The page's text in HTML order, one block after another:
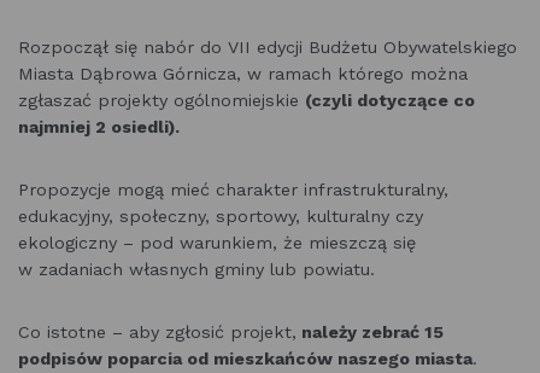
Rozpoczął się nabór do VII edycji Budżetu Obywatelskiego
Miasta Dąbrowa Górnicza, w ramach którego można
zgłaszać projekty ogólnomiejskie (czyli dotyczące co
najmniej 2 osiedli).
Propozycje mogą mieć charakter infrastrukturalny,
edukacyjny, społeczny, sportowy, kulturalny czy
ekologiczny – pod warunkiem, że mieszczą się
w zadaniach własnych gminy lub powiatu.
Co istotne – aby zgłosić projekt, należy zebrać 15
podpisów poparcia od mieszkańców naszego miasta.